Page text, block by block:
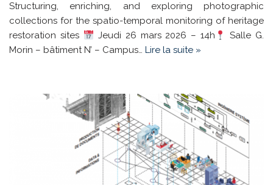
Structuring, enriching, and exploring photographic
collections for the spatio-temporal monitoring of heritage
restoration sites
Jeudi 26 mars 2026 – 14h
Salle G.
Morin – bâtiment N’ – Campus… Lire la suite »